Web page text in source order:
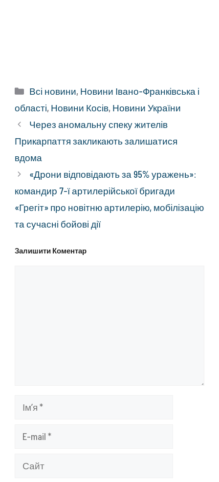
Категорії
Всі новини, Новини Івано-Франківська і
області, Новини Косів, Новини України
Через аномальну спеку жителів
Прикарпаття закликають залишатися
вдома
«Дрони відповідають за 95% уражень»:
командир 7-ї артилерійської бригади
«Грегіт» про новітню артилерію, мобілізацію
та сучасні бойові дії
Залишити Коментар
Ім’я
Сайт